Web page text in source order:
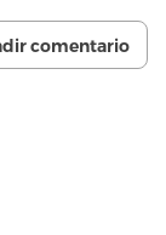
comentario